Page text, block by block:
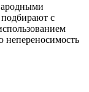
с
непереносимость